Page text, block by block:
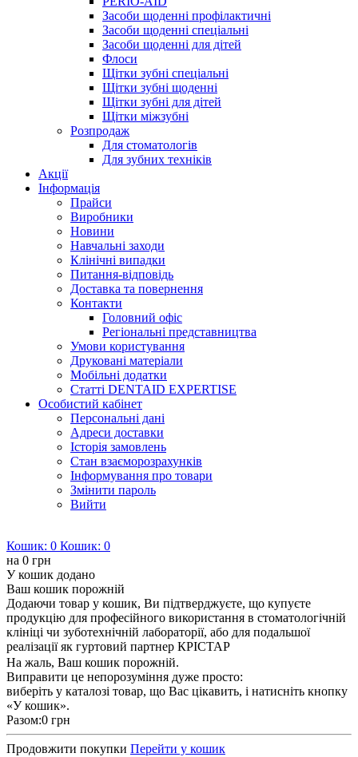
Засоби щоденні профілактичні
Засоби щоденні спеціальні
Засоби щоденні для дітей
Флоси
Щітки зубні спеціальні
Щітки зубні щоденні
Щітки зубні для дітей
Щітки міжзубні
Розпродаж
Для стоматологів
Для зубних техніків
Акції
Інформація
Прайси
Виробники
Новини
Навчальні заходи
Клінічні випадки
Питання-відповідь
Доставка та повернення
Контакти
Головний офіс
Регіональні представництва
Умови користування
Друковані матеріали
Мобільні додатки
Статті DENTAID EXPERTISE
Особистий кабінет
Персональні дані
Адреси доставки
Історія замовлень
Стан взаєморозрахунків
Інформування про товари
Змінити пароль
Вийти
Кошик: 0 Кошик: 0
на 0 грн
У кошик додано
Ваш кошик порожній
Додаючи товар у кошик, Ви підтверджуєте, що купуєте
продукцію для професійного використання в стоматологічній
клініці чи зуботехнічній лабораторії, або для подальшої
реалізації як гуртовий партнер КРІСТАР
На жаль, Ваш кошик порожній.
Виправити це непорозуміння дуже просто:
виберіть у каталозі товар, що Вас цікавить, і натисніть кнопку
«У кошик».
Разом:0 грн
Продовжити покупки Перейти у кошик